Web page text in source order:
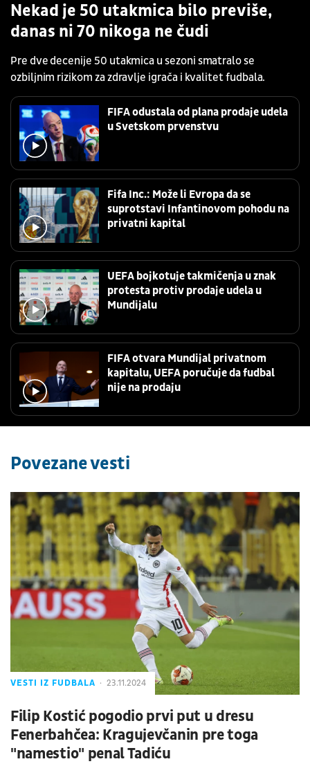
Nekad je 50 utakmica bilo previše,
danas ni 70 nikoga ne čudi
Pre dve decenije 50 utakmica u sezoni smatralo se
ozbiljnim rizikom za zdravlje igrača i kvalitet fudbala.
FIFA odustala od plana prodaje udela
u Svetskom prvenstvu
Fifa Inc.: Može li Evropa da se
suprotstavi Infantinovom pohodu na
privatni kapital
UEFA bojkotuje takmičenja u znak
protesta protiv prodaje udela u
Mundijalu
FIFA otvara Mundijal privatnom
kapitalu, UEFA poručuje da fudbal
nije na prodaju
Povezane vesti
VESTI IZ FUDBALA 23.11.2024
Filip Kostić pogodio prvi put u dresu
Fenerbahčea: Kragujevčanin pre toga
"namestio" penal Tadiću